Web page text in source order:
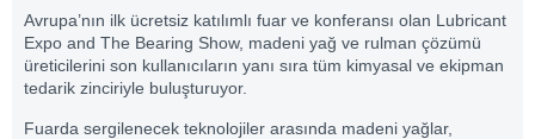
Avrupa’nın ilk ücretsiz katılımlı fuar ve konferansı olan Lubricant
Expo and The Bearing Show, madeni yağ ve rulman çözümü
üreticilerini son kullanıcıların yanı sıra tüm kimyasal ve ekipman
tedarik zinciriyle buluşturuyor.
Fuarda sergilenecek teknolojiler arasında madeni yağlar,